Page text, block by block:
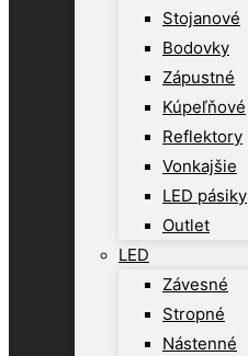
Stojanové
Bodovky
Zápustné
Kúpeľňové
Reflektory
Vonkajšie
LED pásiky
Outlet
LED
Závesné
Stropné
Nástenné